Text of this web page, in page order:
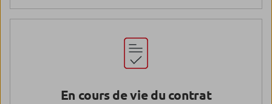
En cours de vie du contrat